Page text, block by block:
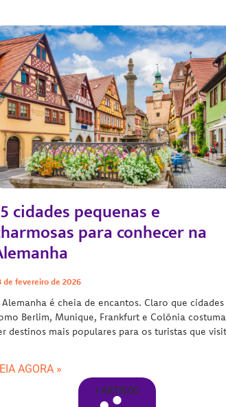
cidades pequenas e
para conhecer na
de fevereiro de 2026
Alemanha é cheia de encantos. Claro que cidades
Berlim, Munique, Frankfurt e Colônia
destinos mais populares para os turistas que
AGORA »
+ ARTIGOS